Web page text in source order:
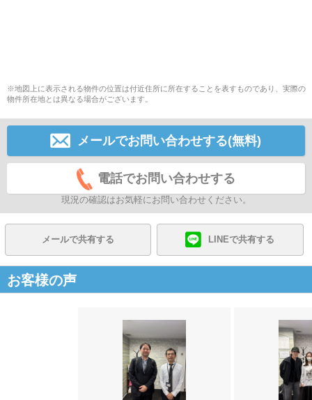
※地図上に表示される物件の位置は付近住所に所在することを表すものであり、実際の
物件所在地とは異なる場合がございます。
メールでお問い合わせする(無料)
電話でお問い合わせする
現況の確認はお気軽にお問い合わせください。
メールで共有する LINEで共有する
お客様の声